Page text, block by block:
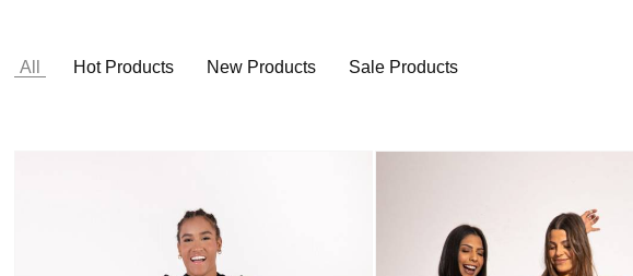
All Hot Products New Products Sale Products